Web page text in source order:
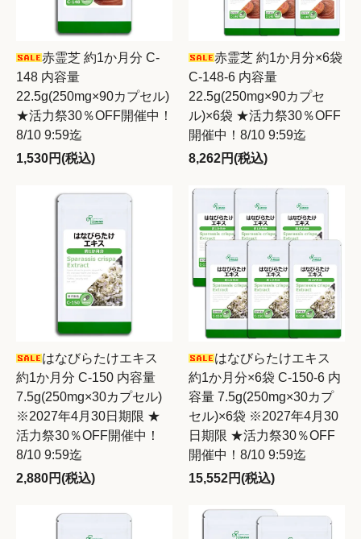
赤霊芝 約1か月分 C-
148 内容量
22.5g(250mg×90カプセル)
★活力祭30％OFF開催中！
8/10 9:59迄
1,530円(税込)
赤霊芝 約1か月分×6袋
C-148-6 内容量
22.5g(250mg×90カプセ
ル)×6袋 ★活力祭30％OFF
開催中！8/10 9:59迄
8,262円(税込)
はなびらたけエキス
約1か月分 C-150 内容量
7.5g(250mg×30カプセル)
※2027年4月30日期限 ★
活力祭30％OFF開催中！
8/10 9:59迄
2,880円(税込)
はなびらたけエキス
約1か月分×6袋 C-150-6 内
容量 7.5g(250mg×30カプ
セル)×6袋 ※2027年4月30
日期限 ★活力祭30％OFF
開催中！8/10 9:59迄
15,552円(税込)